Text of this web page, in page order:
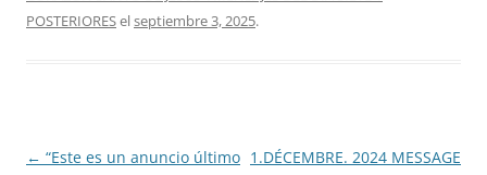
POSTERIORESelseptiembre 3, 2025.
Navegación
← “Este es un anuncio último 1.DÉCEMBRE. 2024 MESSAGE